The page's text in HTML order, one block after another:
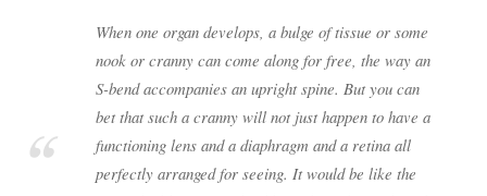
When one organ develops, a bulge of tissue or some
nook or cranny can come along for free, the way an
S-bend accompanies an upright spine. But you can
bet that such a cranny will not just happen to have a
functioning lens and a diaphragm and a retina all
perfectly arranged for seeing. It would be like the